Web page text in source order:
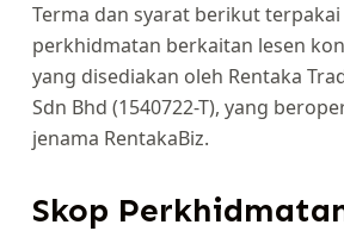
Terma dan syarat berikut
perkhidmatan berkaitan lesen
yang disediakan oleh Rentaka
Sdn Bhd (1540722-T), yang
jenama RentakaBiz.
Skop